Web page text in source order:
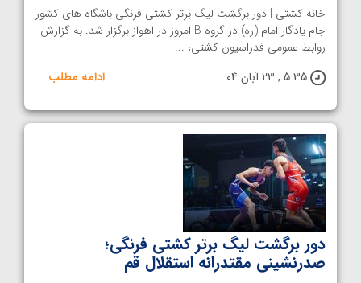
خانه کشتی | دور برگشت لیگ برتر کشتی فرنگی باشگاه های کشور
جام یادگار امام (ره) در گروه B امروز در اهواز برگزار شد. به گزارش
روابط عمومی فدراسیون کشتی، ...
5:35 , 23 آبان 04
ادامه مطلب
دور برگشت لیگ برتر کشتی فرنگی؛
صدرنشینی مقتدرانه استقلال قم